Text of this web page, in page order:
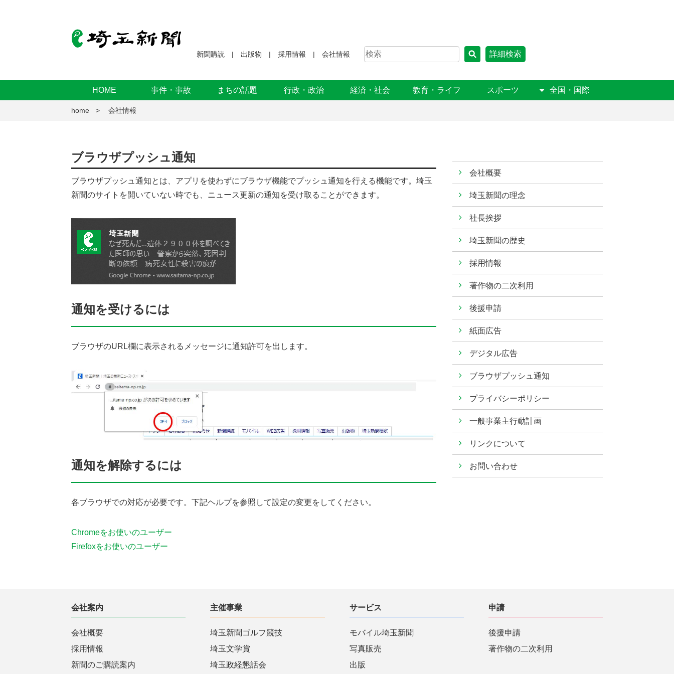
新聞購読 出版物 採用情報 会社情報 詳細検索
HOME 事件・事故 まちの話題 行政・政治 経済・社会 教育・ライフ スポーツ 全国・国際
home 会社情報
ブラウザプッシュ通知
ブラウザプッシュ通知とは、アプリを使わずにブラウザ機能でプッシュ通知を行える機能です。埼玉
新聞のサイトを開いていない時でも、ニュース更新の通知を受け取ることができます。
通知を受けるには
ブラウザのURL欄に表示されるメッセージに通知許可を出します。
通知を解除するには
各ブラウザでの対応が必要です。下記ヘルプを参照して設定の変更をしてください。
Chromeをお使いのユーザー
Firefoxをお使いのユーザー
会社概要
埼玉新聞の理念
社長挨拶
埼玉新聞の歴史
採用情報
著作物の二次利用
後援申請
紙面広告
デジタル広告
ブラウザプッシュ通知
プライバシーポリシー
一般事業主行動計画
リンクについて
お問い合わせ
会社案内
会社概要
採用情報
新聞のご購読案内
主催事業
埼玉新聞ゴルフ競技
埼玉文学賞
埼玉政経懇話会
サービス
モバイル埼玉新聞
写真販売
出版
申請
後援申請
著作物の二次利用